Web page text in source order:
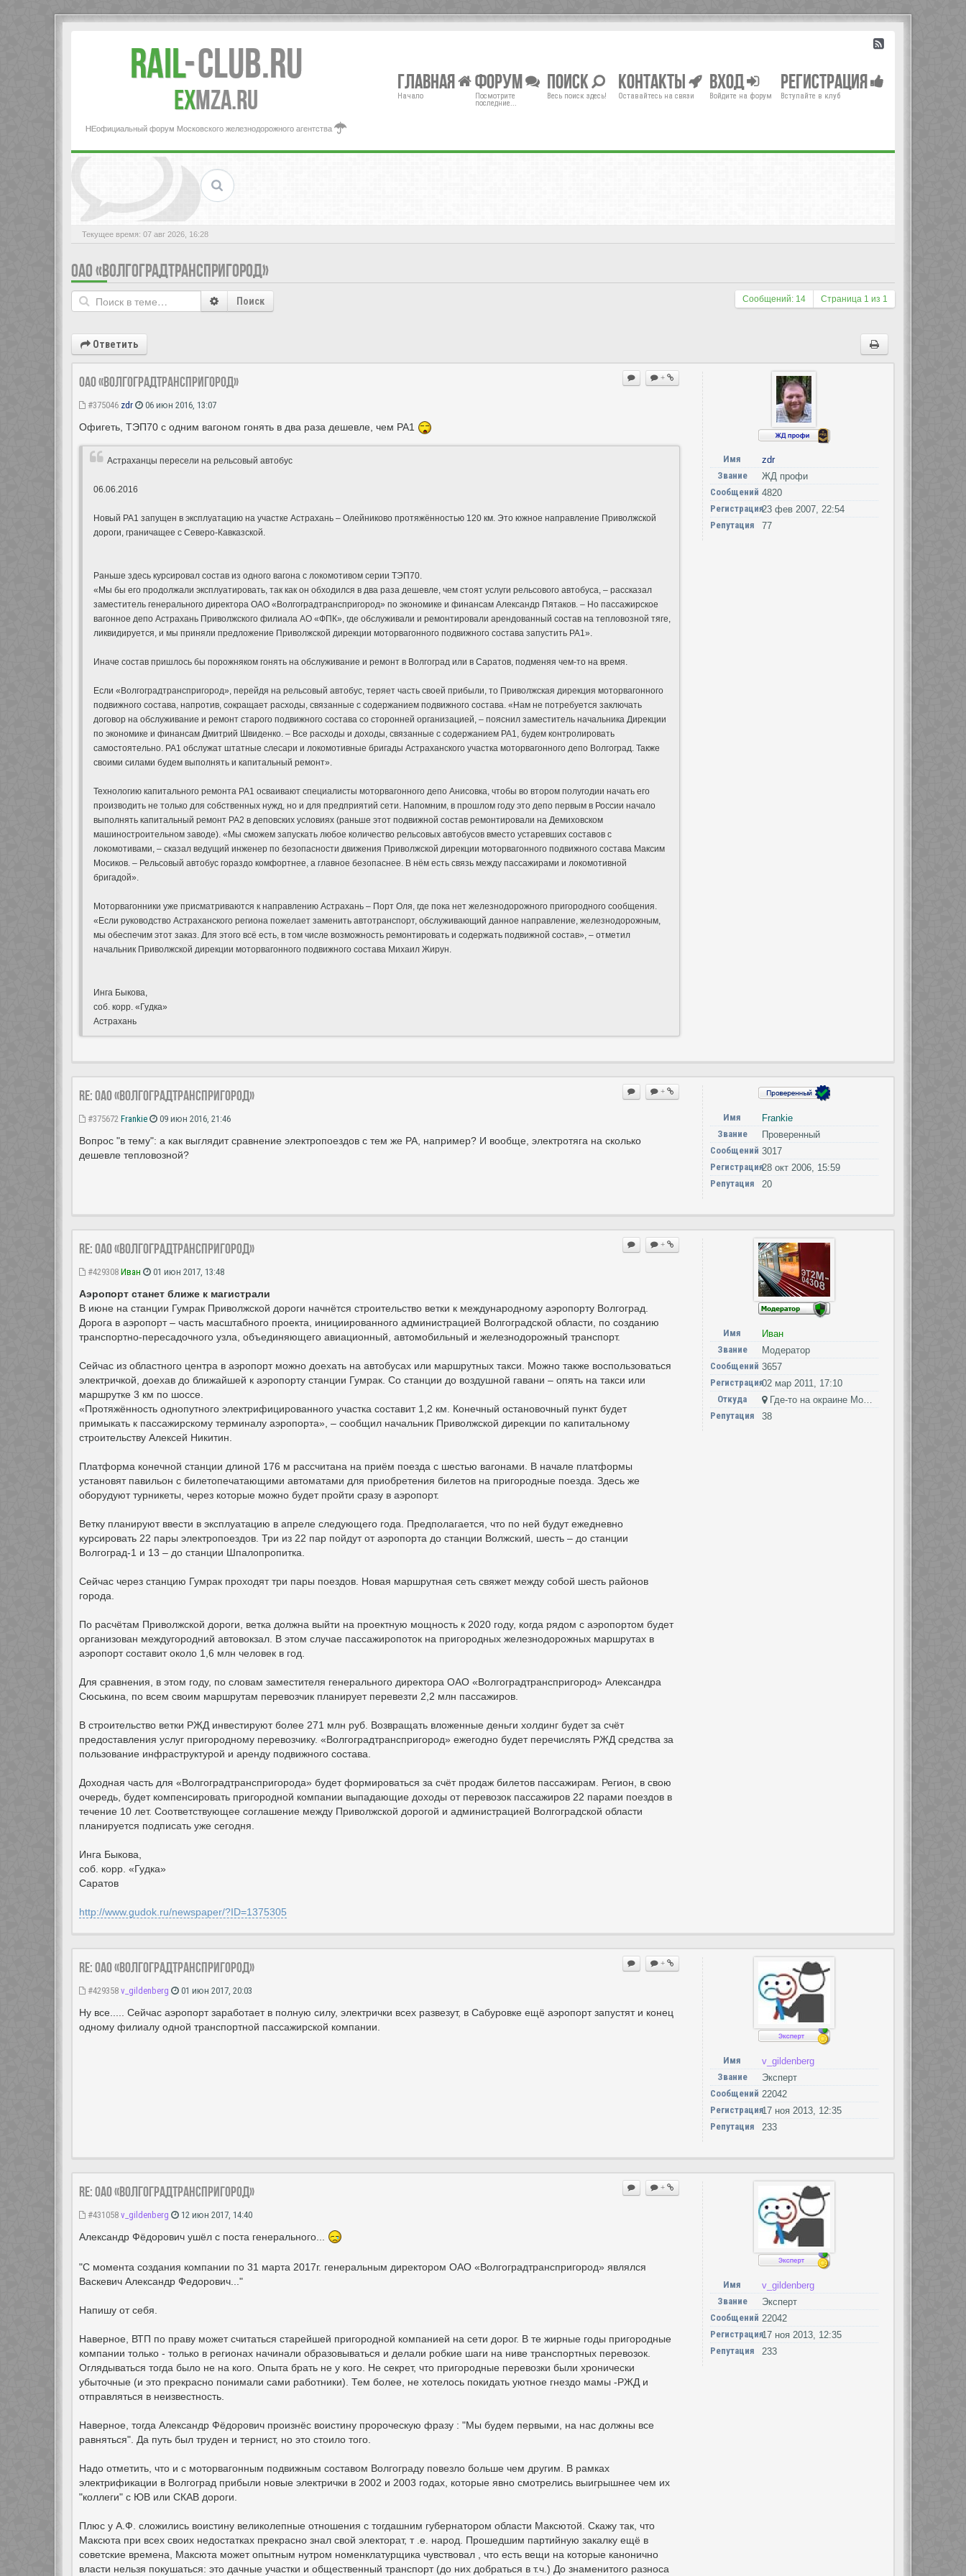
Rail-Club.RU
exMZA.RU
НЕофициальный форум Московского железнодорожного агентства
Главная
Начало
Форум
Посмотрите
последние...
Поиск
Весь поиск здесь!
Контакты
Оставайтесь на связи
Вход
Войдите на форум
Регистрация
Вступайте в клуб
Текущее время: 07 авг 2026, 16:28
ОАО «ВОЛГОГРАДТРАНСПРИГОРОД»
Сообщений: 14 Страница 1 из 1
Поиск
Ответить
+
ОАО «Волгоградтранспригород»
#375046 zdr 06 июн 2016, 13:07
Офигеть, ТЭП70 с одним вагоном гонять в два раза дешевле, чем РА1
Астраханцы пересели на рельсовый автобус
06.06.2016
Новый РА1 запущен в эксплуатацию на участке Астрахань – Олейниково протяжённостью 120 км. Это южное направление Приволжской
дороги, граничащее с Северо-Кавказской.
Раньше здесь курсировал состав из одного вагона с локомотивом серии ТЭП70.
«Мы бы его продолжали эксплуатировать, так как он обходился в два раза дешевле, чем стоят услуги рельсового автобуса, – рассказал
заместитель генерального директора ОАО «Волгоградтранспригород» по экономике и финансам Александр Пятаков. – Но пассажирское
вагонное депо Астрахань Приволжского филиала АО «ФПК», где обслуживали и ремонтировали арендованный состав на тепловозной тяге,
ликвидируется, и мы приняли предложение Приволжской дирекции моторвагонного подвижного состава запустить РА1».
Иначе состав пришлось бы порожняком гонять на обслуживание и ремонт в Волгоград или в Саратов, подменяя чем-то на время.
Если «Волгоградтранспригород», перейдя на рельсовый автобус, теряет часть своей прибыли, то Приволжская дирекция моторвагонного
подвижного состава, напротив, сокращает расходы, связанные с содержанием подвижного состава. «Нам не потребуется заключать
договор на обслуживание и ремонт старого подвижного состава со сторонней организацией, – пояснил заместитель начальника Дирекции
по экономике и финансам Дмитрий Швиденко. – Все расходы и доходы, связанные с содержанием РА1, будем контролировать
самостоятельно. РА1 обслужат штатные слесари и локомотивные бригады Астраханского участка моторвагонного депо Волгоград. Также
своими силами будем выполнять и капитальный ремонт».
Технологию капитального ремонта РА1 осваивают специалисты моторвагонного депо Анисовка, чтобы во втором полугодии начать его
производить не только для собственных нужд, но и для предприятий сети. Напомним, в прошлом году это депо первым в России начало
выполнять капитальный ремонт РА2 в деповских условиях (раньше этот подвижной состав ремонтировали на Демиховском
машиностроительном заводе). «Мы сможем запускать любое количество рельсовых автобусов вместо устаревших составов с
локомотивами, – сказал ведущий инженер по безопасности движения Приволжской дирекции моторвагонного подвижного состава Максим
Мосиков. – Рельсовый автобус гораздо комфортнее, а главное безопаснее. В нём есть связь между пассажирами и локомотивной
бригадой».
Моторвагонники уже присматриваются к направлению Астрахань – Порт Оля, где пока нет железнодорожного пригородного сообщения.
«Если руководство Астраханского региона пожелает заменить автотранспорт, обслуживающий данное направление, железнодорожным,
мы обеспечим этот заказ. Для этого всё есть, в том числе возможность ремонтировать и содержать подвижной состав», – отметил
начальник Приволжской дирекции моторвагонного подвижного состава Михаил Жирун.
Инга Быкова,
соб. корр. «Гудка»
Астрахань
Имя
zdr
Звание
ЖД профи
Сообщений 4820
Регистрация23 фев 2007, 22:54
Репутация
77
+
Re: ОАО «Волгоградтранспригород»
#375672 Frankie 09 июн 2016, 21:46
Вопрос "в тему": а как выглядит сравнение электропоездов с тем же РА, например? И вообще, электротяга на сколько
дешевле тепловозной?
Имя
Frankie
Звание
Проверенный
Сообщений 3017
Регистрация28 окт 2006, 15:59
Репутация
20
+
Re: ОАО «Волгоградтранспригород»
#429308 Иван 01 июн 2017, 13:48
Аэропорт станет ближе к магистрали
В июне на станции Гумрак Приволжской дороги начнётся строительство ветки к международному аэропорту Волгоград.
Дорога в аэропорт – часть масштабного проекта, инициированного администрацией Волгоградской области, по созданию
транспортно-пересадочного узла, объединяющего авиационный, автомобильный и железнодорожный транспорт.
Сейчас из областного центра в аэропорт можно доехать на автобусах или маршрутных такси. Можно также воспользоваться
электричкой, доехав до ближайшей к аэропорту станции Гумрак. Со станции до воздушной гавани – опять на такси или
маршрутке 3 км по шоссе.
«Протяжённость однопутного электрифицированного участка составит 1,2 км. Конечный остановочный пункт будет
примыкать к пассажирскому терминалу аэропорта», – сообщил начальник Приволжской дирекции по капитальному
строительству Алексей Никитин.
Платформа конечной станции длиной 176 м рассчитана на приём поезда с шестью вагонами. В начале платформы
установят павильон с билетопечатающими автоматами для приобретения билетов на пригородные поезда. Здесь же
оборудуют турникеты, через которые можно будет пройти сразу в аэропорт.
Ветку планируют ввести в эксплуатацию в апреле следующего года. Предполагается, что по ней будут ежедневно
курсировать 22 пары электропоездов. Три из 22 пар пойдут от аэропорта до станции Волжский, шесть – до станции
Волгоград-1 и 13 – до станции Шпалопропитка.
Сейчас через станцию Гумрак проходят три пары поездов. Новая маршрутная сеть свяжет между собой шесть районов
города.
По расчётам Приволжской дороги, ветка должна выйти на проектную мощность к 2020 году, когда рядом с аэропортом будет
организован междугородний автовокзал. В этом случае пассажиропоток на пригородных железнодорожных маршрутах в
аэропорт составит около 1,6 млн человек в год.
Для сравнения, в этом году, по словам заместителя генерального директора ОАО «Волгоградтранспригород» Александра
Сюськина, по всем своим маршрутам перевозчик планирует перевезти 2,2 млн пассажиров.
В строительство ветки РЖД инвестируют более 271 млн руб. Возвращать вложенные деньги холдинг будет за счёт
предоставления услуг пригородному перевозчику. «Волгоградтранспригород» ежегодно будет перечислять РЖД средства за
пользование инфраструктурой и аренду подвижного состава.
Доходная часть для «Волгоградтранспригорода» будет формироваться за счёт продаж билетов пассажирам. Регион, в свою
очередь, будет компенсировать пригородной компании выпадающие доходы от перевозок пассажиров 22 парами поездов в
течение 10 лет. Соответствующее соглашение между Приволжской дорогой и администрацией Волгоградской области
планируется подписать уже сегодня.
Инга Быкова,
соб. корр. «Гудка»
Саратов
http://www.gudok.ru/newspaper/?ID=1375305
Имя
Иван
Звание
Модератор
Сообщений 3657
Регистрация02 мар 2011, 17:10
Откуда
Где-то на окраине Москвы
Репутация
38
+
Re: ОАО «Волгоградтранспригород»
#429358 v_gildenberg 01 июн 2017, 20:03
Ну все..... Сейчас аэропорт заработает в полную силу, электрички всех развезут, в Сабуровке ещё аэропорт запустят и конец
одному филиалу одной транспортной пассажирской компании.
Имя
v_gildenberg
Звание
Эксперт
Сообщений 22042
Регистрация17 ноя 2013, 12:35
Репутация
233
+
Re: ОАО «Волгоградтранспригород»
#431058 v_gildenberg 12 июн 2017, 14:40
Александр Фёдорович ушёл с поста генерального...
"С момента создания компании по 31 марта 2017г. генеральным директором ОАО «Волгоградтранспригород» являлся
Васкевич Александр Федорович..."
Напишу от себя.
Наверное, ВТП по праву может считаться старейшей пригородной компанией на сети дорог. В те жирные годы пригородные
компании только - только в регионах начинали образовываться и делали робкие шаги на ниве транспортных перевозок.
Оглядываться тогда было не на кого. Опыта брать не у кого. Не секрет, что пригородные перевозки были хронически
убыточные (и это прекрасно понимали сами работники). Тем более, не хотелось покидать уютное гнездо мамы -РЖД и
отправляться в неизвестность.
Наверное, тогда Александр Фёдорович произнёс воистину пророческую фразу : "Мы будем первыми, на нас должны все
равняться". Да путь был труден и тернист, но это стоило того.
Надо отметить, что и с моторвагонным подвижным составом Волгограду повезло больше чем другим. В рамках
электрификации в Волгоград прибыли новые электрички в 2002 и 2003 годах, которые явно смотрелись выигрышнее чем их
"коллеги" с ЮВ или СКАВ дороги.
Плюс у А.Ф. сложились воистину великолепные отношения с тогдашним губернатором области Максютой. Скажу так, что
Максюта при всех своих недостатках прекрасно знал свой электорат, т .е. народ. Прошедшим партийную закалку ещё в
советские времена, Максюта может опытным нутром номенклатурщика чувствовал , что есть вещи на которые канонично
власти нельзя покушаться: это дачные участки и общественный транспорт (до них добраться в т.ч.) До знаменитого разноса
Имя
v_gildenberg
Звание
Эксперт
Сообщений 22042
Регистрация17 ноя 2013, 12:35
Репутация
233